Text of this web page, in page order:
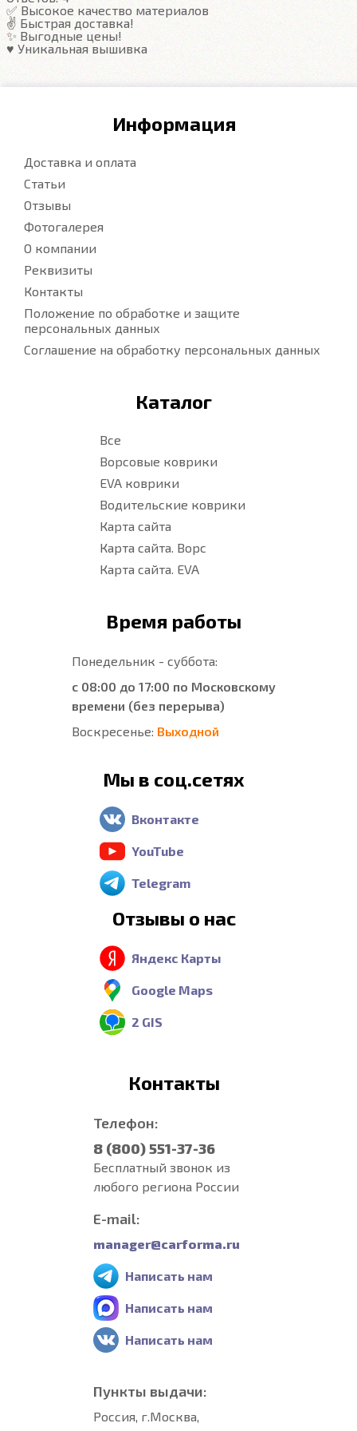
Подробнее
✅ Высокое качество материалов
✌️ Быстрая доставка!
✨ Выгодные цены!
♥️ Уникальная вышивка
Информация
Доставка и оплата
Статьи
Отзывы
Фотогалерея
О компании
Реквизиты
Контакты
Положение по обработке и защите
персональных данных
Соглашение на обработку персональных данных
Каталог
Все
Ворсовые коврики
EVA коврики
Водительские коврики
Карта сайта
Карта сайта. Ворс
Карта сайта. EVA
Время работы
Понедельник - суббота:
с 08:00 до 17:00 по Московскому
времени (без перерыва)
Воскресенье: Выходной
Мы в соц.сетях
Вконтакте
YouTube
Telegram
Отзывы о нас
Яндекс Карты
Google Maps
2 GIS
Контакты
Телефон:
8 (800) 551-37-36
Бесплатный звонок из
любого региона России
E-mail:
manager@carforma.ru
Написать нам
Написать нам
Написать нам
Пункты выдачи:
Россия, г.Москва,